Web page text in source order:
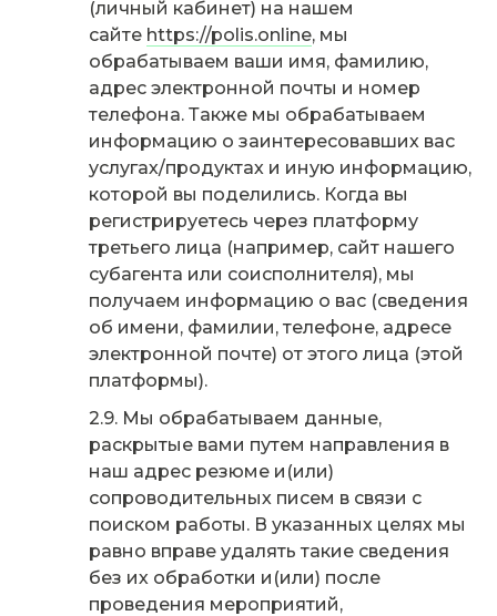
(личный кабинет) на нашем
сайте https://polis.online, мы
обрабатываем ваши имя, фамилию,
адрес электронной почты и номер
телефона. Также мы обрабатываем
информацию о заинтересовавших вас
услугах/продуктах и иную информацию,
которой вы поделились. Когда вы
регистрируетесь через платформу
третьего лица (например, сайт нашего
субагента или соисполнителя), мы
получаем информацию о вас (сведения
об имени, фамилии, телефоне, адресе
электронной почте) от этого лица (этой
платформы).
Мы обрабатываем данные,
раскрытые вами путем направления в
наш адрес резюме и(или)
сопроводительных писем в связи с
поиском работы. В указанных целях мы
равно вправе удалять такие сведения
без их обработки и(или) после
проведения мероприятий,